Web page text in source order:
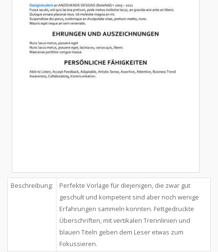
Beschreibung:
Perfekte Vorlage für diejenigen, die zwar gut
geschult und kompetent sind aber noch wenige
Erfahrungen sammeln konnten. Fettgedruckte
Überschriften, mit vertikalen Trennlinien und
blauen Titeln geben dem Leser etwas zum
Fokussieren.